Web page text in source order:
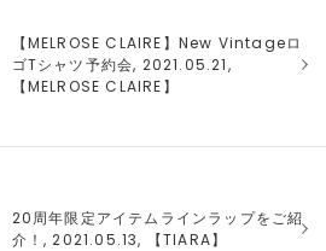
【MELROSE CLAIRE】New Vintageロ
ゴTシャツ予約会, 2021.05.21,
【MELROSE CLAIRE】
20周年限定アイテムラインラップをご紹
介！, 2021.05.13, 【TIARA】